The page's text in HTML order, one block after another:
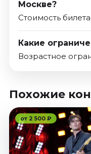
Москве?
Стоимость
Какие
Возрастное
Похожие
от 2 500 ₽